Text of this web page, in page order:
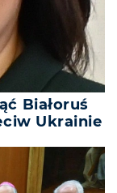
Białoruś
Ukrainie